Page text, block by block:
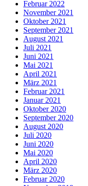
Februar 2022
November 2021
Oktober 2021
September 2021
August 2021
Juli 2021
Juni 2021
Mai 2021
April 2021
März 2021
Februar 2021
Januar 2021
Oktober 2020
September 2020
August 2020
Juli 2020
Juni 2020
Mai 2020
April 2020
März 2020
Februar 2020